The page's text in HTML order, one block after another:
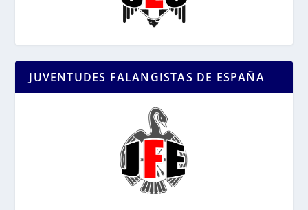
JUVENTUDES FALANGISTAS DE ESPAÑA